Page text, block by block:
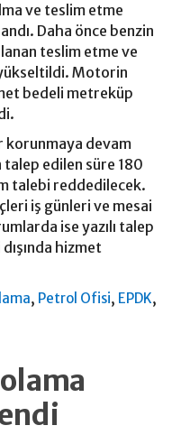
ve teslim etme
Daha önce benzin
teslim etme ve
Motorin
bedeli metreküp
korunmaya devam
edilen süre 180
talebi reddedilecek.
iş günleri ve mesai
ise yazılı talep
hizmet
, Petrol Ofisi, EPDK,